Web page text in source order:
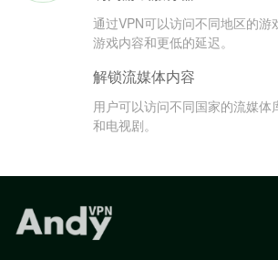
通过VPN可以访问不同地区的游
游戏内容和更低的延迟。
解锁流媒体内容
用户可以访问不同国家的流媒体
和电视剧。